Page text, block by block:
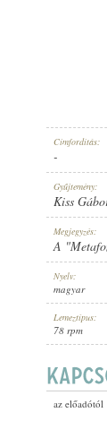
LEMEZSZÁM:
Címfordítás:
-
Gyűjtemény:
Kiss
Megjegyzés:
A
Nyelv:
magyar
Lemeztípus:
78 rpm
az előadótól